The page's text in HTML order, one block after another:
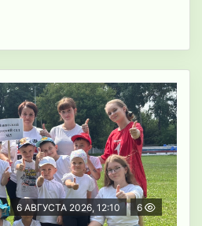
6 АВГУСТА 2026, 12:10 6